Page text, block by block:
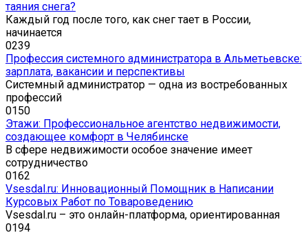
таяния снега?
Каждый год после того, как снег тает в России,
начинается
0239
Профессия системного администратора в Альметьевске:
зарплата, вакансии и перспективы
Системный администратор — одна из востребованных
профессий
0150
Этажи: Профессиональное агентство недвижимости,
создающее комфорт в Челябинске
В сфере недвижимости особое значение имеет
сотрудничество
0162
Vsesdal.ru: Инновационный Помощник в Написании
Курсовых Работ по Товароведению
Vsesdal.ru – это онлайн-платформа, ориентированная
0194